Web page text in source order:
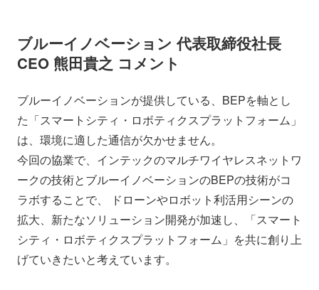
ブルーイノベーション 代表取締役社長
CEO 熊田貴之 コメント
ブルーイノベーションが提供している、BEPを軸とし
た「スマートシティ・ロボティクスプラットフォーム」
は、環境に適した通信が欠かせません。
今回の協業で、インテックのマルチワイヤレスネットワ
ークの技術とブルーイノベーションのBEPの技術がコ
ラボすることで、 ドローンやロボット利活用シーンの
拡大、新たなソリューション開発が加速し、「スマート
シティ・ロボティクスプラットフォーム」を共に創り上
げていきたいと考えています。